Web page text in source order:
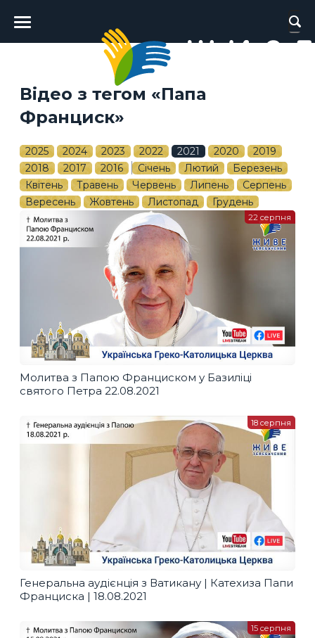
Головне
меню
Відео з тегом «Папа
Франциск»
2025 2024 2023 2022 2021 2020
2019
2018
2017 2016 Січень Лютий
Березень
Квітень
Травень Червень Липень
Серпень
Вересень
Жовтень Листопад Грудень
Молитва з Папою Франциском у Базиліці
святого Петра 22.08.2021
22 серпня
Генеральна аудієнція з Ватикану | Катехиза Папи
Франциска | 18.08.2021
18 серпня
15 серпня